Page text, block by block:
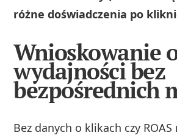
różne doświadczenia po
Wnioskowanie
wydajności bez
bezpośrednich
Bez danych o klikach czy ROAS